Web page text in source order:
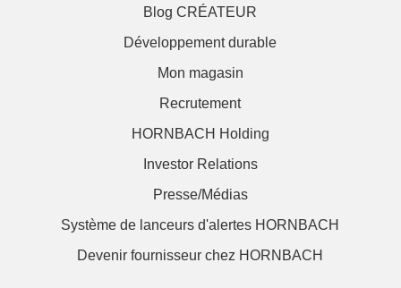
Blog CRÉATEUR
Développement durable
Mon magasin
Recrutement
HORNBACH Holding
Investor Relations
Presse/Médias
Système de lanceurs d'alertes HORNBACH
Devenir fournisseur chez HORNBACH